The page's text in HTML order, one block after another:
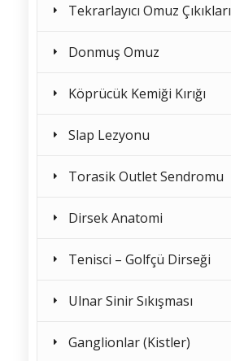
Tekrarlayıcı Omuz Çıkıkları
Donmuş Omuz
Köprücük Kemiği Kırığı
Slap Lezyonu
Torasik Outlet Sendromu
Dirsek Anatomi
Tenisci – Golfçü Dirseği
Ulnar Sinir Sıkışması
Ganglionlar (Kistler)